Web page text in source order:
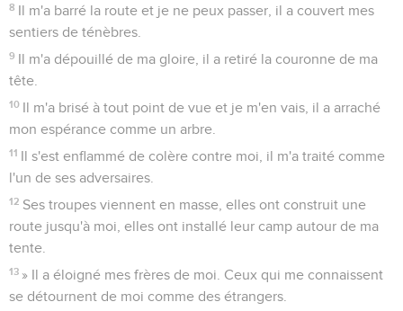
8 Il m'a barré la route et je ne peux passer, il a couvert mes
sentiers de ténèbres.
9 Il m'a dépouillé de ma gloire, il a retiré la couronne de ma
tête.
10 Il m'a brisé à tout point de vue et je m'en vais, il a arraché
mon espérance comme un arbre.
11 Il s'est enflammé de colère contre moi, il m'a traité comme
l'un de ses adversaires.
12 Ses troupes viennent en masse, elles ont construit une
route jusqu'à moi, elles ont installé leur camp autour de ma
tente.
13 » Il a éloigné mes frères de moi. Ceux qui me connaissent
se détournent de moi comme des étrangers.